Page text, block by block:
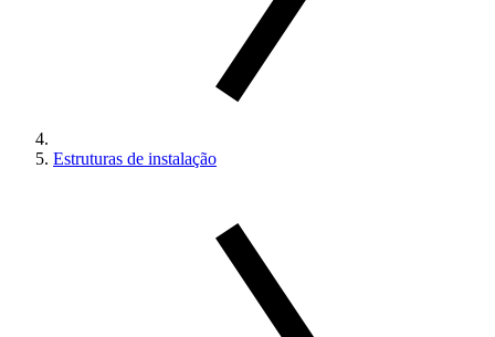
Estruturas de instalação